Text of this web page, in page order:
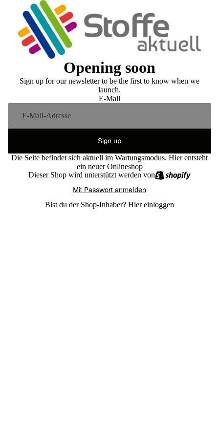
Opening soon
Sign up for our newsletter to be the first to know when we
launch.
E-Mail
Sign up
Die Seite befindet sich aktuell im Wartungsmodus. Hier entsteht
ein neuer Onlineshop
Dieser Shop wird unterstützt werden von
Mit Passwort anmelden
Bist du der Shop-Inhaber? Hier einloggen